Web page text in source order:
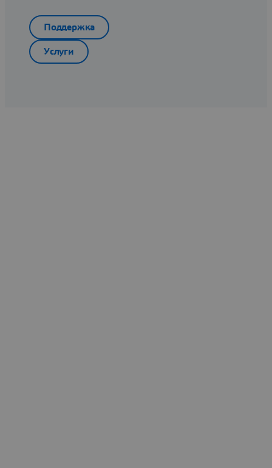
Поддержка
Услуги